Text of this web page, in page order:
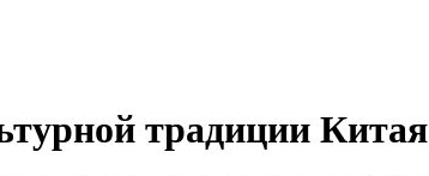
традиции Китая